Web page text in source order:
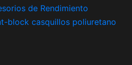
de Rendimiento
block casquillos poliuretano